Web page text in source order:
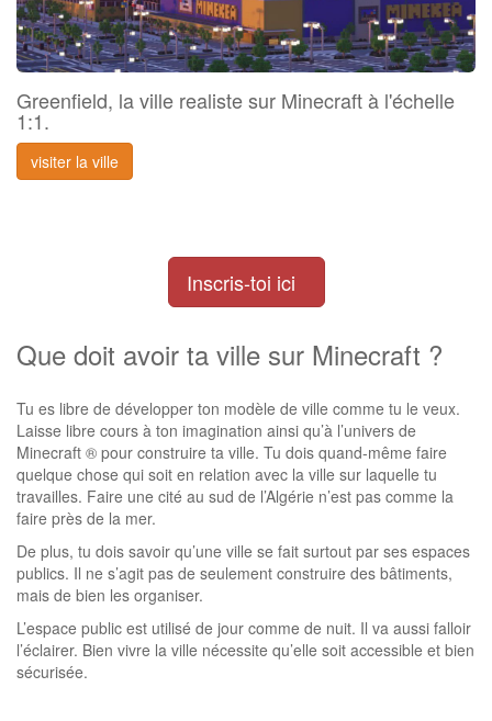
Greenfield, la ville realiste sur Minecraft à l'échelle
1:1.
visiter la ville
Inscris-toi ici
Que doit avoir ta ville sur Minecraft ?
Tu es libre de développer ton modèle de ville comme tu le veux.
Laisse libre cours à ton imagination ainsi qu’à l’univers de
Minecraft ® pour construire ta ville. Tu dois quand-même faire
quelque chose qui soit en relation avec la ville sur laquelle tu
travailles. Faire une cité au sud de l’Algérie n’est pas comme la
faire près de la mer.
De plus, tu dois savoir qu’une ville se fait surtout par ses espaces
publics. Il ne s’agit pas de seulement construire des bâtiments,
mais de bien les organiser.
L’espace public est utilisé de jour comme de nuit. Il va aussi falloir
l’éclairer. Bien vivre la ville nécessite qu’elle soit accessible et bien
sécurisée.